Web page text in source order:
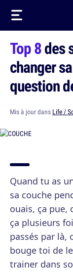
Top 8des
changer
question
Mis à jour dans Life /
Quand tu as
sa couche
ouais, ça pue,
ça plusieurs
passés par là,
bouge toi de
trainer dans